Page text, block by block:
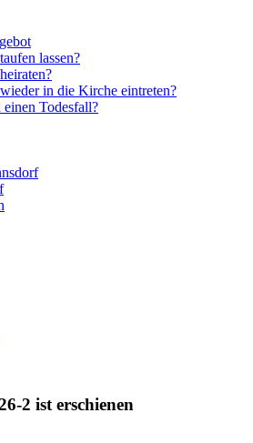
lassen?
in die Kirche eintreten?
einen Todesfall?
2 ist erschienen